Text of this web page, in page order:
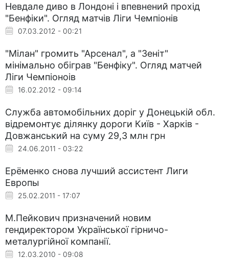
Невдале диво в Лондоні і впевнений прохід
"Бенфіки". Огляд матчів Ліги Чемпіонів
07.03.2012 - 00:21
"Мілан" громить "Арсенал", а "Зеніт"
мінімально обіграв "Бенфіку". Огляд матчей
Ліги Чемпіоноів
16.02.2012 - 09:14
Служба автомобільних доріг у Донецькій обл.
відремонтує ділянку дороги Київ - Харків -
Довжанський на суму 29,3 млн грн
24.06.2011 - 03:22
Ерёменко снова лучший ассистент Лиги
Европы
25.02.2011 - 17:07
М.Пейкович призначений новим
гендиректором Української гірничо-
металургійної компанії.
12.03.2010 - 09:08